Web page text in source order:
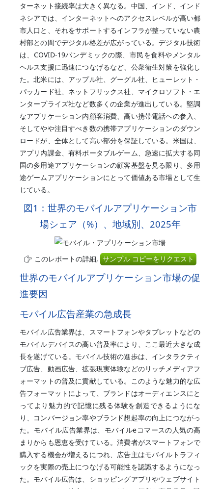
ターネット接続率は大きく異なる。中国、インド、インド
ネシアでは、インターネットへのアクセスレベルが高い都
市人口と、それをサポートするインフラが整っていない農
村部との間でデジタル格差が広がっている。デジタル技術
は、COVID-19パンデミックの際、市民を食料やメンタル
ヘルス支援に迅速につなげるなど、公衆衛生対策を強化し
た。北米には、アップル社、グーグル社、ヒューレット・
パッカード社、ネットフリックス社、マイクロソフト・エ
ンタープライズ社など数多くの企業が進出している。堅調
なアプリケーション内顧客消費、高い携帯電話への参入、
そしてやや注目すべき数の携帯アプリケーションのダウン
ロードが、全体として高い部分を保証している。米国は、
アプリ内課金、有料ポータブルゲーム、急速に拡大する同
国の多用途アプリケーションの顧客基盤を見る限り、多用
途ゲームアプリケーションにとって価値ある市場として生
じている。
図1：世界のモバイルアプリケーション市
場シェア（%）、地域別、2025年
このレポートの詳細, サンプル コピーをリクエスト
世界のモバイルアプリケーション市場の促
進要因
モバイル広告産業の急成長
モバイル広告業界は、スマートフォンやタブレットなどの
モバイルデバイスの高い普及率により、ここ最近大きな成
長を遂げている。モバイル技術の進歩は、インタラクティ
ブ広告、動画広告、拡張現実体験などのリッチメディアフ
ォーマットの普及に貢献している。このような魅力的な広
告フォーマットによって、ブランドはオーディエンスにと
ってより魅力的で記憶に残る体験を創造できるようにな
り、コンバージョン率やブランド想起率の向上につながっ
た。モバイル広告業界は、モバイルeコマースの人気の高
まりからも恩恵を受けている。消費者がスマートフォンで
購入する機会が増えるにつれ、広告主はモバイルトラフィ
ックを実際の売上につなげる可能性を認識するようになっ
た。モバイル広告は、ショッピングアプリやウェブサイト